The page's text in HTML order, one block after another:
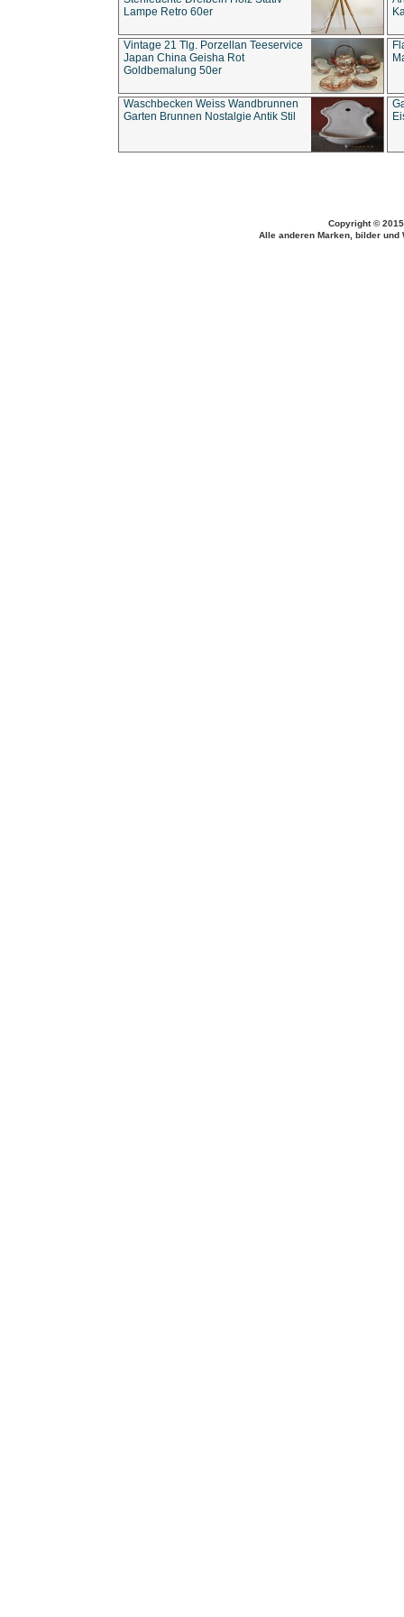
Lampe Retro 60er
Vintage 21 Tlg. Porzellan Teeservice
Japan China Geisha Rot
Goldbemalung 50er
Waschbecken Weiss Wandbrunnen
Garten Brunnen Nostalgie Antik Stil
Copyright ©
Alle anderen Marken, bilder und